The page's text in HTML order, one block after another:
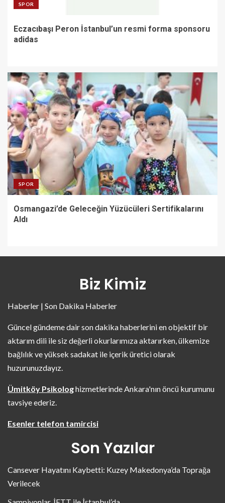
SPOR
Eczacıbaşı Peron İstanbul’un resmi forma sponsoru
adidas
SPOR
Osmangazi’de Geleceğin Yüzücüleri Sertifikalarını
Aldı
Biz Kimiz
Haberler | Son Dakika Haberler
Güncel gündeme dair son dakika haberlerini en objektif bir
aktarım dili ile siz değerli okurlarımıza aktarırken, ülkemize
bağlılık ve yüksek sadakat ile içerik üretici olarak
huzurunuzdayız.
Ümitköy Psikologhizmetlerinde Ankara'nın öncü kurumunu
tavsiye ederiz.
Esenler telefon tamircisi
Son Yazılar
Cansever Hayatını Kaybetti: Kuzey Makedonya’da Toprağa
Verilecek